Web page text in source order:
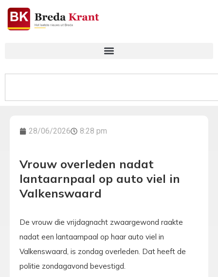
28/06/2026 8:28 pm
Vrouw overleden nadat
lantaarnpaal op auto viel in
Valkenswaard
De vrouw die vrijdagnacht zwaargewond raakte
nadat een lantaarnpaal op haar auto viel in
Valkenswaard, is zondag overleden. Dat heeft de
politie zondagavond bevestigd.